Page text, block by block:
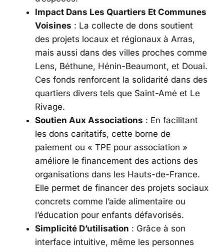
Impact Dans Les Quartiers Et Communes
Voisines : La collecte de dons soutient
des projets locaux et régionaux à Arras,
mais aussi dans des villes proches comme
Lens, Béthune, Hénin-Beaumont, et Douai.
Ces fonds renforcent la solidarité dans des
quartiers divers tels que Saint-Amé et Le
Rivage.
Soutien Aux Associations : En facilitant
les dons caritatifs, cette borne de
paiement ou « TPE pour association »
améliore le financement des actions des
organisations dans les Hauts-de-France.
Elle permet de financer des projets sociaux
concrets comme l’aide alimentaire ou
l’éducation pour enfants défavorisés.
Simplicité D’utilisation : Grâce à son
interface intuitive, même les personnes